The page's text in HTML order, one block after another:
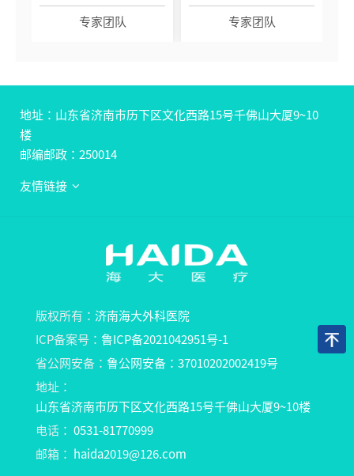
专家团队 专家团队
地址：山东省济南市历下区文化西路15号千佛山大厦9~10
楼
邮编邮政：250014
友情链接
版权所有： 济南海大外科医院
ICP备案号： 鲁ICP备2021042951号-1
省公网安备： 鲁公网安备：37010202002419号
地址：
山东省济南市历下区文化西路15号千佛山大厦9~10楼
电话： 0531-81770999
邮箱：
haida2019@126.com